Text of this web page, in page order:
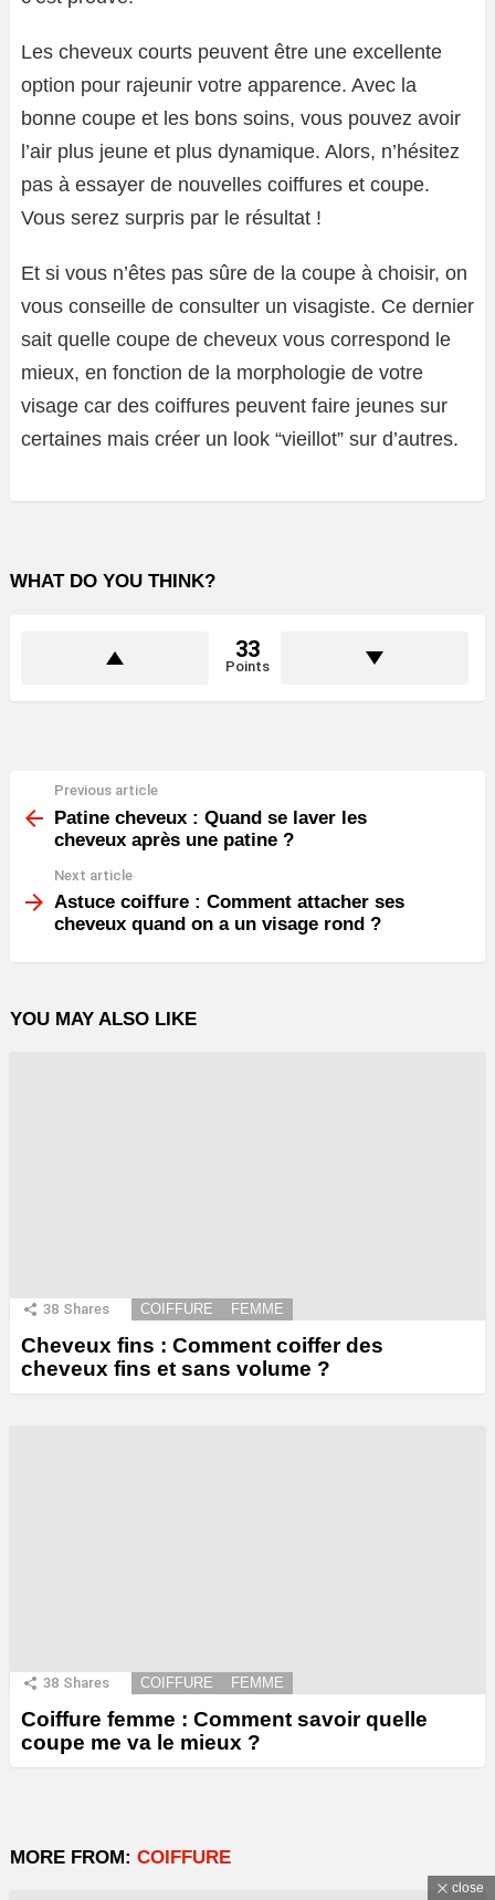
Les cheveux courts peuvent être une excellente
option pour rajeunir votre apparence. Avec la
bonne coupe et les bons soins, vous pouvez avoir
l’air plus jeune et plus dynamique. Alors, n’hésitez
pas à essayer de nouvelles coiffures et coupe.
Vous serez surpris par le résultat !
Et si vous n’êtes pas sûre de la coupe à choisir, on
vous conseille de consulter un visagiste. Ce dernier
sait quelle coupe de cheveux vous correspond le
mieux, en fonction de la morphologie de votre
visage car des coiffures peuvent faire jeunes sur
certaines mais créer un look “vieillot” sur d’autres.
WHAT DO YOU THINK?
33
Points
more
Previous article
Patine cheveux : Quand se laver les
cheveux après une patine ?
Next article
Astuce coiffure : Comment attacher ses
cheveux quand on a un visage rond ?
YOU MAY ALSO LIKE
38 Shares COIFFURE FEMME
Cheveux fins : Comment coiffer des
cheveux fins et sans volume ?
38 Shares COIFFURE FEMME
Coiffure femme : Comment savoir quelle
coupe me va le mieux ?
MORE FROM: COIFFURE
close